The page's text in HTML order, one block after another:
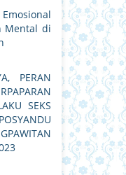
Mental di
PERAN
SEKS